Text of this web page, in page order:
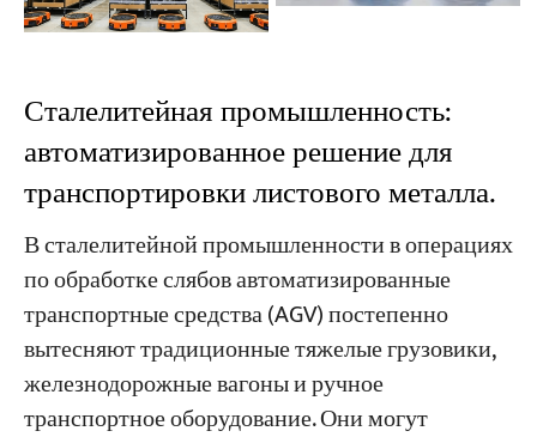
Сталелитейная промышленность:
автоматизированное решение для
транспортировки листового металла.
В сталелитейной промышленности в операциях
по обработке слябов автоматизированные
транспортные средства (AGV) постепенно
вытесняют традиционные тяжелые грузовики,
железнодорожные вагоны и ручное
транспортное оборудование. Они могут